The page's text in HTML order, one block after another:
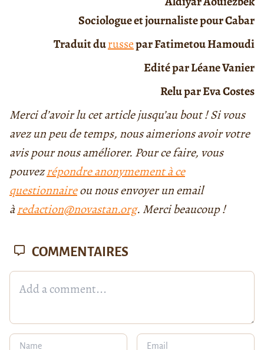
Sociologue et journaliste pour Cabar
Traduit durussepar Fatimetou Hamoudi
Edité par Léane Vanier
Relu par Eva Costes
Merci d’avoir lu cet article jusqu’au bout ! Si vous
avez un peu de temps, nous aimerions avoir votre
avis pour nous améliorer. Pour ce faire, vous
pouvezrépondre anonymement à ce
questionnaireou nous envoyer un email
àredaction@novastan.org. Merci beaucoup !
COMMENTAIRES